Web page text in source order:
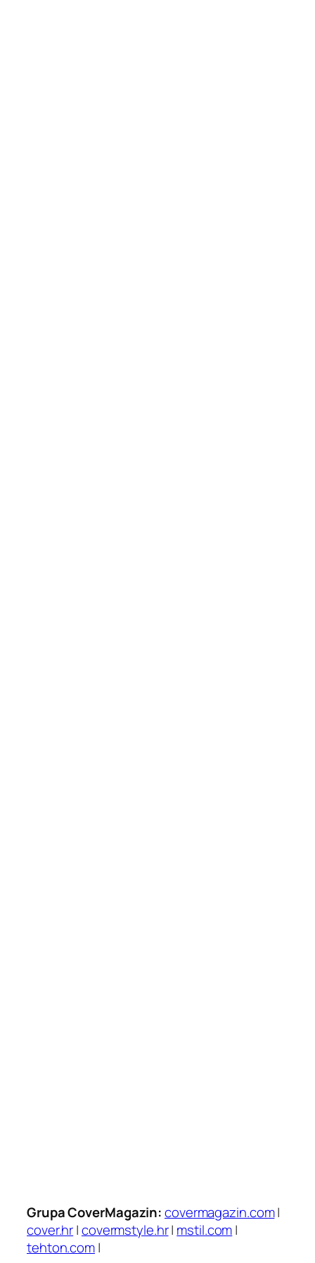
Grupa CoverMagazin:covermagazin.com|
cover.hr|covermstyle.hr| mstil.com|
tehton.com|